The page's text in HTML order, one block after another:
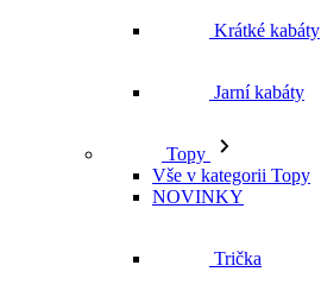
Krátké kabáty
Jarní kabáty
Topy
Vše v kategorii Topy
NOVINKY
Trička